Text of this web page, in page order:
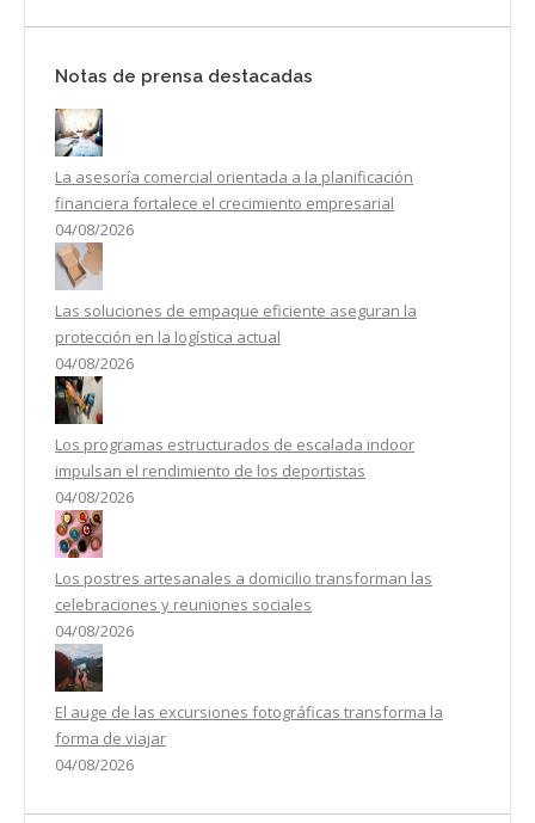
Notas de prensa destacadas
La asesoría comercial orientada a la planificación
financiera fortalece el crecimiento empresarial
04/08/2026
Las soluciones de empaque eficiente aseguran la
protección en la logística actual
04/08/2026
Los programas estructurados de escalada indoor
impulsan el rendimiento de los deportistas
04/08/2026
Los postres artesanales a domicilio transforman las
celebraciones y reuniones sociales
04/08/2026
El auge de las excursiones fotográficas transforma la
forma de viajar
04/08/2026